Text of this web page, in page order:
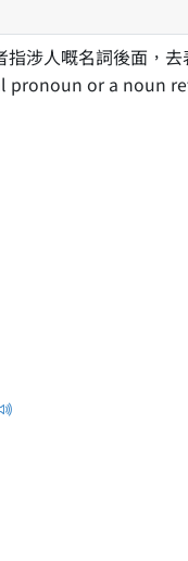
指涉人嘅名詞後面，
pronoun or a noun